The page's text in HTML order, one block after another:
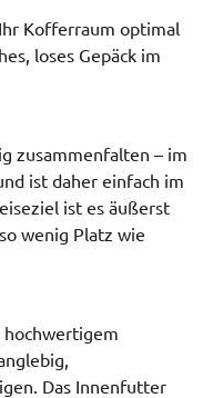
Kofferraum optimal
loses Gepäck im
zusammenfalten – im
ist daher einfach im
ist es äußerst
wenig Platz wie
hochwertigem
Das Innenfutter